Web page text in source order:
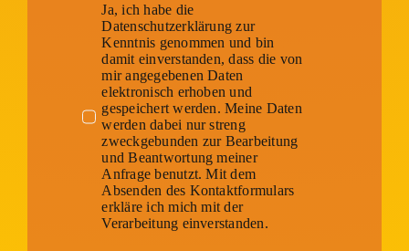
Ja, ich habe die
Datenschutzerklärung zur
Kenntnis genommen und bin
damit einverstanden, dass die von
mir angegebenen Daten
elektronisch erhoben und
gespeichert werden. Meine Daten
werden dabei nur streng
zweckgebunden zur Bearbeitung
und Beantwortung meiner
Anfrage benutzt. Mit dem
Absenden des Kontaktformulars
erkläre ich mich mit der
Verarbeitung einverstanden.